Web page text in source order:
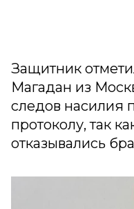
Защитник
Магадан из
следов насилия
протоколу, так
отказывались